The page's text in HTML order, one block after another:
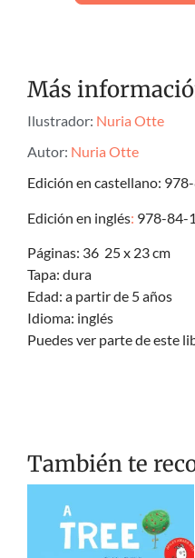
Más
Ilustrador: Nuria Otte
Autor: Nuria Otte
Edición en castellano:
Edición en inglés: 978-84-
Páginas: 36 25 x 23 cm
Tapa: dura
Edad: a partir de 5 años
Idioma: inglés
Puedes ver parte de este
También te